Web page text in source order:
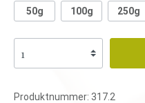
50g
100g 250g
Produktnummer: 317.2